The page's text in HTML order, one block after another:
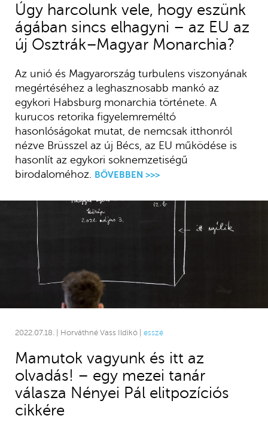
2022.07.18. | Horváthné Vass Ildikó | esszé
Mamutok vagyunk és itt az
olvadás! – egy mezei tanár
válasza Nényei Pál elitpozíciós
cikkére
Úgy harcolunk vele, hogy eszünk
ágában sincs elhagyni – az EU az
új Osztrák–Magyar Monarchia?
Az unió és Magyarország turbulens viszonyának
megértéséhez a leghasznosabb mankó az
egykori Habsburg monarchia története. A
kurucos retorika figyelemreméltó
hasonlóságokat mutat, de nemcsak itthonról
nézve Brüsszel az új Bécs, az EU működése is
hasonlít az egykori soknemzetiségű
birodaloméhoz.
BŐVEBBEN >>>